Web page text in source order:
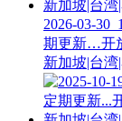
2026-03-
期更新…开
新加坡|台